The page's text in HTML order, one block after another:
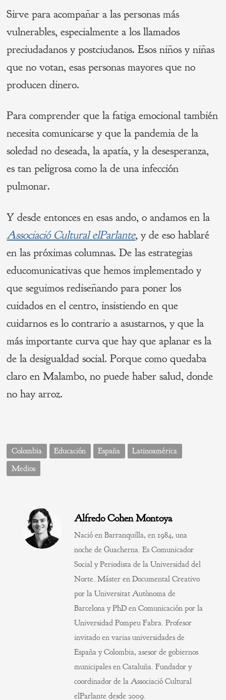
Sirve para acompañar a las personas más
vulnerables, especialmente a los llamados
preciudadanos y postciudanos. Esos niños y niñas
que no votan, esas personas mayores que no
producen dinero.
Para comprender que la fatiga emocional también
necesita comunicarse y que la pandemia de la
soledad no deseada, la apatía, y la desesperanza,
es tan peligrosa como la de una infección
pulmonar.
Y desde entonces en esas ando, o andamos en la
Associació Cultural elParlante, y de eso hablaré
en las próximas columnas. De las estrategias
educomunicativas que hemos implementado y
que seguimos rediseñando para poner los
cuidados en el centro, insistiendo en que
cuidarnos es lo contrario a asustarnos, y que la
más importante curva que hay que aplanar es la
de la desigualdad social. Porque como quedaba
claro en Malambo, no puede haber salud, donde
no hay arroz.
Colombia Educación España
Latinoamérica
Medios
Alfredo Cohen Montoya
Nació en Barranquilla, en 1984, una
noche de Guacherna. Es Comunicador
Social y Periodista de la Universidad del
Norte. Máster en Documental Creativo
por la Universitat Autònoma de
Barcelona y PhD en Comunicación por la
Universidad Pompeu Fabra. Profesor
invitado en varias universidades de
España y Colombia, asesor de gobiernos
municipales en Cataluña. Fundador y
coordinador de la Associació Cultural
elParlante desde 2009.